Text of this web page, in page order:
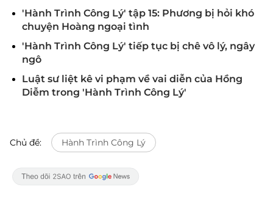
'Hành Trình Công Lý' tập 15: Phương bị hỏi khó
chuyện Hoàng ngoại tình
'Hành Trình Công Lý' tiếp tục bị chê vô lý, ngây
ngô
Luật sư liệt kê vi phạm về vai diễn của Hồng
Diễm trong 'Hành Trình Công Lý'
Chủ đề: Hành Trình Công Lý